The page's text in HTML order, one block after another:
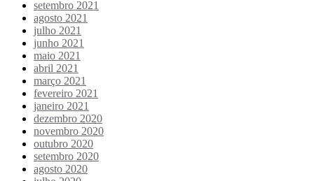
setembro 2021
agosto 2021
julho 2021
junho 2021
maio 2021
abril 2021
março 2021
fevereiro 2021
janeiro 2021
dezembro 2020
novembro 2020
outubro 2020
setembro 2020
agosto 2020